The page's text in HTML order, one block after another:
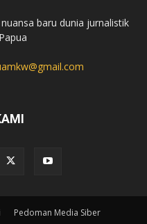
baru dunia jurnalistik
Pedoman Media Siber